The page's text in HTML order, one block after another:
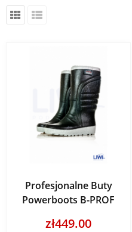
Profesjonalne Buty
Powerboots B-PROF
zł449.00